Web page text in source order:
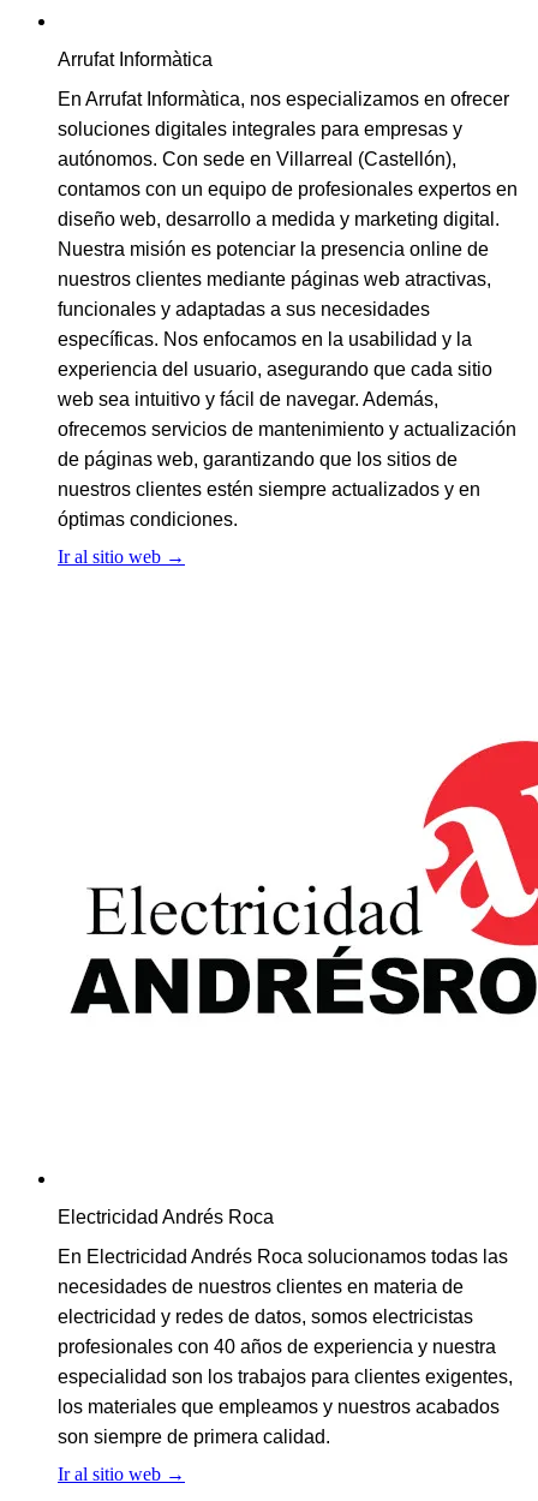
Arrufat Informàtica
En Arrufat Informàtica, nos especializamos en ofrecer
soluciones digitales integrales para empresas y
autónomos. Con sede en Villarreal (Castellón),
contamos con un equipo de profesionales expertos en
diseño web, desarrollo a medida y marketing digital.
Nuestra misión es potenciar la presencia online de
nuestros clientes mediante páginas web atractivas,
funcionales y adaptadas a sus necesidades
específicas. Nos enfocamos en la usabilidad y la
experiencia del usuario, asegurando que cada sitio
web sea intuitivo y fácil de navegar. Además,
ofrecemos servicios de mantenimiento y actualización
de páginas web, garantizando que los sitios de
nuestros clientes estén siempre actualizados y en
óptimas condiciones.
Ir al sitio web →
Electricidad Andrés Roca
En Electricidad Andrés Roca solucionamos todas las
necesidades de nuestros clientes en materia de
electricidad y redes de datos, somos electricistas
profesionales con 40 años de experiencia y nuestra
especialidad son los trabajos para clientes exigentes,
los materiales que empleamos y nuestros acabados
son siempre de primera calidad.
Ir al sitio web →